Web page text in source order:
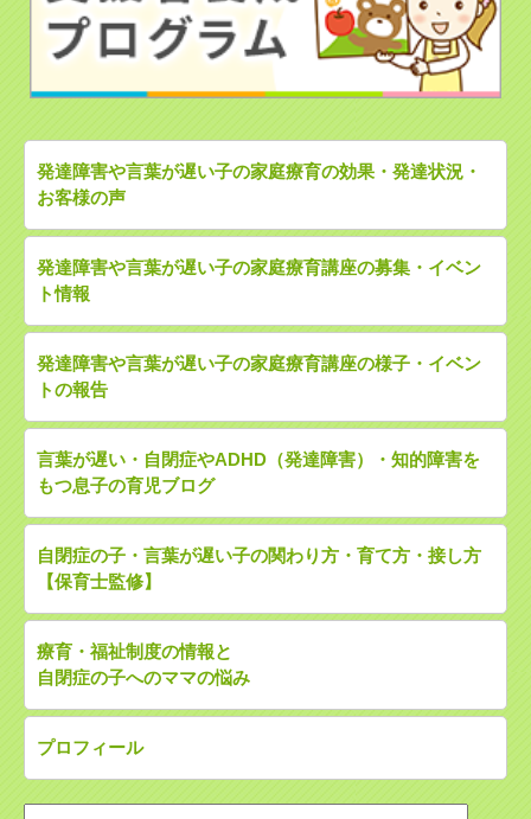
発達障害や言葉が遅い子の家庭療育の効果・発達状況・
お客様の声
発達障害や言葉が遅い子の家庭療育講座の募集・イベン
ト情報
発達障害や言葉が遅い子の家庭療育講座の様子・イベン
トの報告
言葉が遅い・自閉症やADHD（発達障害）・知的障害を
もつ息子の育児ブログ
自閉症の子・言葉が遅い子の関わり方・育て方・接し方
【保育士監修】
療育・福祉制度の情報と
自閉症の子へのママの悩み
プロフィール